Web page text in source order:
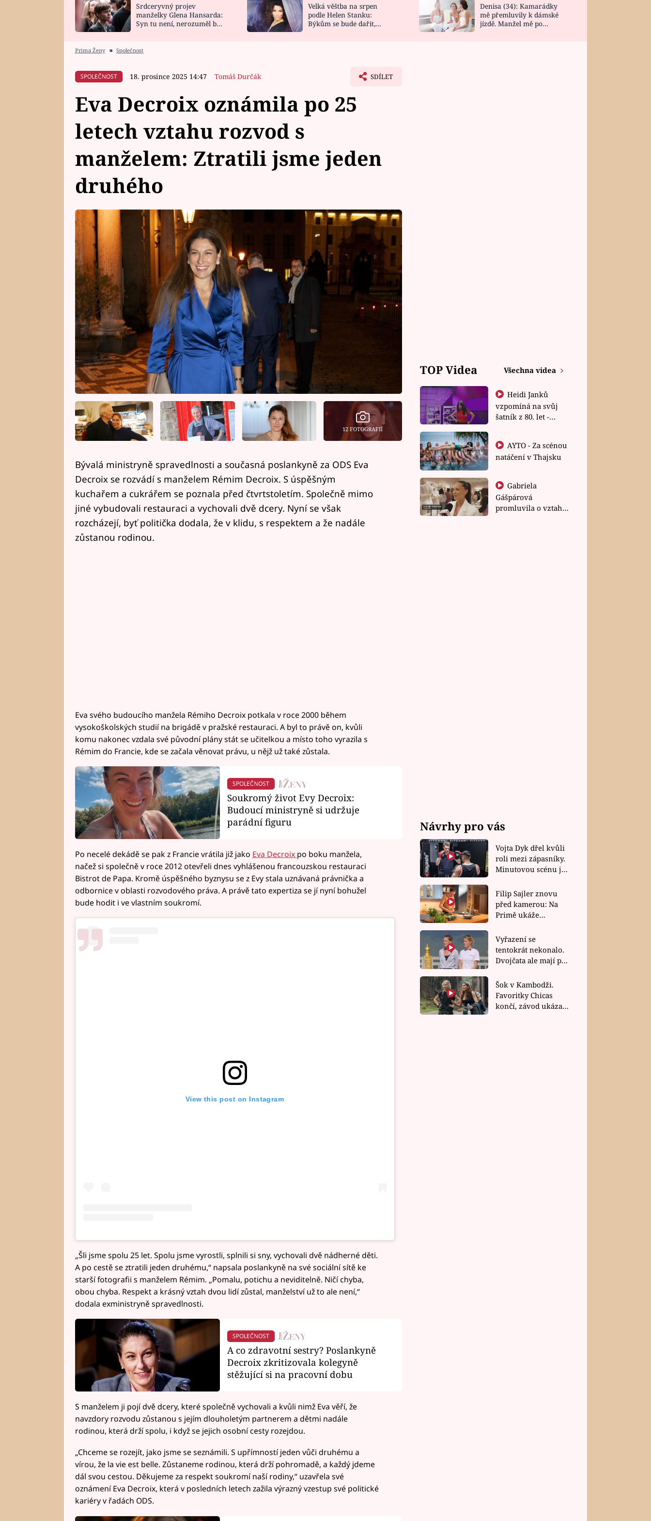
HOROSKOP NA
CELEBRITY
VAŘENÍ
NOVINKY
VIDEORECEPTY
DESIGN
Srdceryvný projev
manželky Glena Hansarda:
Syn tu není, nerozuměl by
Velká věštba na srpen
podle Helen Stanku:
Býkům se bude dařit,
Denisa (34): Kamarádky
mě přemluvily k dámské
jízdě. Manžel mě po
Prima Ženy ■ Společnost
SPOLEČNOST 18. prosince 2025 14:47 Tomáš Durčák SDÍLET
Eva Decroix oznámila po 25
letech vztahu rozvod s
manželem: Ztratili jsme jeden
druhého
12 FOTOGRAFIÍ
Bývalá ministryně spravedlnosti a současná poslankyně za ODS Eva
Decroix se rozvádí s manželem Rémim Decroix. S úspěšným
kuchařem a cukrářem se poznala před čtvrtstoletím. Společně mimo
jiné vybudovali restauraci a vychovali dvě dcery. Nyní se však
rozcházejí, byť politička dodala, že v klidu, s respektem a že nadále
zůstanou rodinou.
Eva svého budoucího manžela Rémiho Decroix potkala v roce 2000 během
vysokoškolských studií na brigádě v pražské restauraci. A byl to právě on, kvůli
komu nakonec vzdala své původní plány stát se učitelkou a místo toho vyrazila s
Rémim do Francie, kde se začala věnovat právu, u nějž už také zůstala.
SPOLEČNOST
Soukromý život Evy Decroix:
Budoucí ministryně si udržuje
parádní figuru
Po necelé dekádě se pak z Francie vrátila již jako Eva Decroix po boku manžela,
načež si společně v roce 2012 otevřeli dnes vyhlášenou francouzskou restauraci
Bistrot de Papa. Kromě úspěšného byznysu se z Evy stala uznávaná právnička a
odbornice v oblasti rozvodového práva. A právě tato expertiza se jí nyní bohužel
bude hodit i ve vlastním soukromí.
View this post on Instagram
„Šli jsme spolu 25 let. Spolu jsme vyrostli, splnili si sny, vychovali dvě nádherné děti.
A po cestě se ztratili jeden druhému,“ napsala poslankyně na své sociální sítě ke
starší fotografii s manželem Rémim. „Pomalu, potichu a neviditelně. Ničí chyba,
obou chyba. Respekt a krásný vztah dvou lidí zůstal, manželství už to ale není,“
dodala exministryně spravedlnosti.
SPOLEČNOST
A co zdravotní sestry? Poslankyně
Decroix zkritizovala kolegyně
stěžující si na pracovní dobu
S manželem ji pojí dvě dcery, které společně vychovali a kvůli nimž Eva věří, že
navzdory rozvodu zůstanou s jejím dlouholetým partnerem a dětmi nadále
rodinou, která drží spolu, i když se jejich osobní cesty rozejdou.
„Chceme se rozejít, jako jsme se seznámili. S upřímností jeden vůči druhému a
vírou, že la vie est belle. Zůstaneme rodinou, která drží pohromadě, a každý jdeme
dál svou cestou. Děkujeme za respekt soukromí naší rodiny,“ uzavřela své
oznámení Eva Decroix, která v posledních letech zažila výrazný vzestup své politické
kariéry v řadách ODS.
TOP Videa Všechna videa
Heidi Janků
vzpomíná na svůj
šatník z 80. let -
natáčení v Thajsku
Gabriela
Gášpárová
promluvila o vztahu
Návrhy pro vás
Vojta Dyk dřel kvůli
roli mezi zápasníky.
Minutovou scénu jel
Filip Sajler znovu
před kamerou: Na
Primě ukáže
rychlé recepty
Vyřazení se
tentokrát nekonalo.
Dvojčata ale mají po
závodu nůž na krku
Šok v Kambodži.
Favoritky Chicas
končí, závod ukázal